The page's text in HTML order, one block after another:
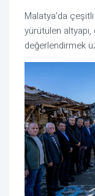
Malatya’da
yürütülen altyapı,
değerlendirmek